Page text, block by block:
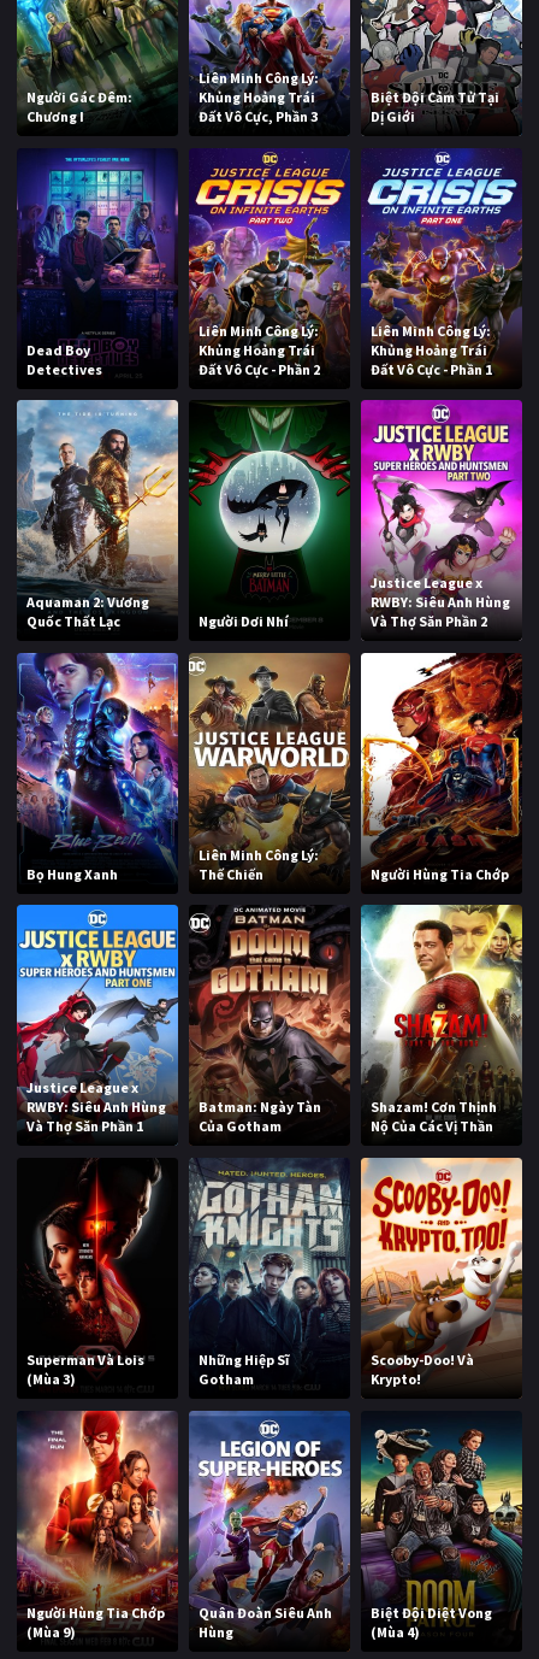
Người Gác Đêm:
Chương I
Liên Minh Công Lý:
Khủng Hoảng Trái
Đất Vô Cực, Phần 3
Biệt Đội Cảm Tử Tại
Dị Giới
Dead Boy
Detectives
Liên Minh Công Lý:
Khủng Hoảng Trái
Đất Vô Cực - Phần 2
Liên Minh Công Lý:
Khủng Hoảng Trái
Đất Vô Cực - Phần 1
Aquaman 2: Vương
Quốc Thất Lạc
Người Dơi Nhí
Justice League x
RWBY: Siêu Anh Hùng
Và Thợ Săn Phần 2
Bọ Hung Xanh
Liên Minh Công Lý:
Thế Chiến
Người Hùng Tia Chớp
Justice League x
RWBY: Siêu Anh Hùng
Và Thợ Săn Phần 1
Batman: Ngày Tàn
Của Gotham
Shazam! Cơn Thịnh
Nộ Của Các Vị Thần
Superman Và Lois
(Mùa 3)
Những Hiệp Sĩ
Gotham
Scooby-Doo! Và
Krypto!
Người Hùng Tia Chớp
(Mùa 9)
Quân Đoàn Siêu Anh
Hùng
Biệt Đội Diệt Vong
(Mùa 4)